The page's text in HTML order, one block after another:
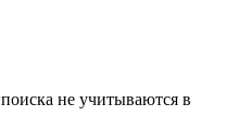
не учитываются в